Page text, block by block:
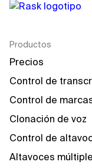
Productos
Precios
Control de
Control de
Clonación de voz
Control de
Altavoces